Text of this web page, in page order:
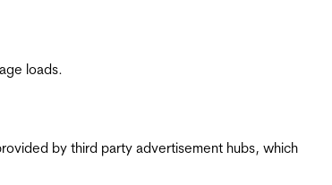
loads.
by third party advertisement hubs, which